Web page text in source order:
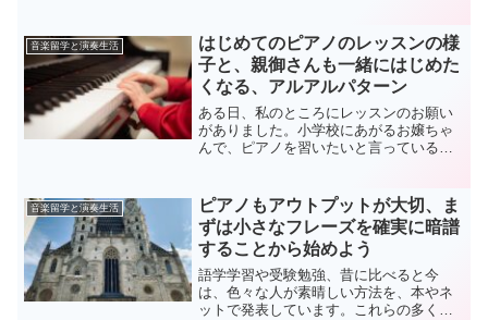
や〜〜〜〜」っと笑う。その笑顔がも
う、たまらんというか、ほんとう...
音楽留学と演奏生活
はじめてのピアノのレッスンの様
子と、親御さんも一緒にはじめた
くなる、アルアルパターン
ある日、私のところにレッスンのお願い
がありました。小学校にあがるお嬢ちゃ
んで、ピアノを習いたいと言っている、
で！どうぞ、みたいな感じです。フラン
ス人の母子さん。ドイツ語で...
音楽留学と演奏生活
ピアノもアウトプットが大切、ま
ずは小さなフレーズを確実に暗譜
することから始めよう
語学学習や受験勉強、昔に比べると今
は、色々な人が素晴しい方法を、本やネ
ットで発表しています。これらの多くか